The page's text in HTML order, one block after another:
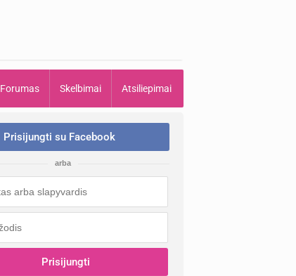
Forumas Skelbimai Atsiliepimai
Prisijungti su Facebook
arba
Prisijungti